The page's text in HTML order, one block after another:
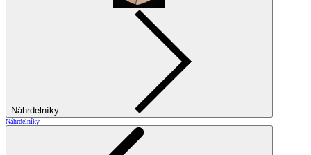
Náhrdelníky
Náhrdelníky